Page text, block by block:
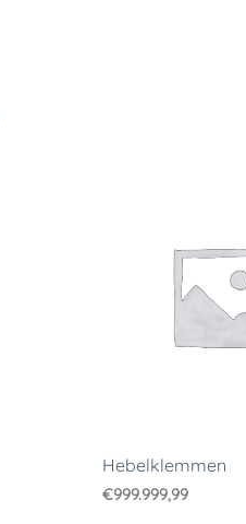
Hebelklemmen
€999.999,99